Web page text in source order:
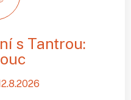
s Tantrou: